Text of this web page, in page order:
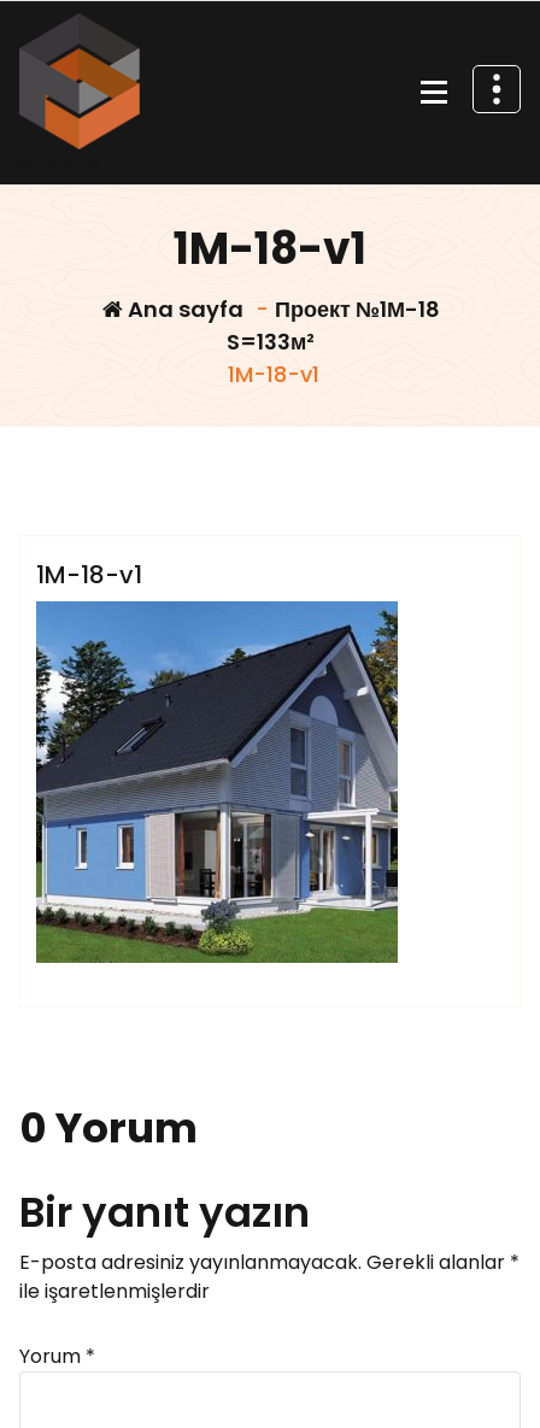
geç
1M-18-v1
Ana sayfa - Проект №1М-18
S=133м²
1M-18-v1
1M-18-v1
0 Yorum
Bir yanıt yazın
E-posta adresiniz yayınlanmayacak. Gerekli alanlar *
ile işaretlenmişlerdir
Yorum *